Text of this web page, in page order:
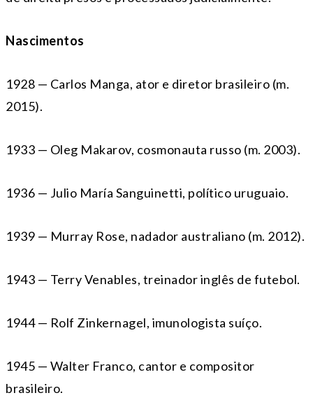
Nascimentos
1928 — Carlos Manga, ator e diretor brasileiro (m.
2015).
1933 — Oleg Makarov, cosmonauta russo (m. 2003).
1936 — Julio María Sanguinetti, político uruguaio.
1939 — Murray Rose, nadador australiano (m. 2012).
1943 — Terry Venables, treinador inglês de futebol.
1944 — Rolf Zinkernagel, imunologista suíço.
1945 — Walter Franco, cantor e compositor
brasileiro.